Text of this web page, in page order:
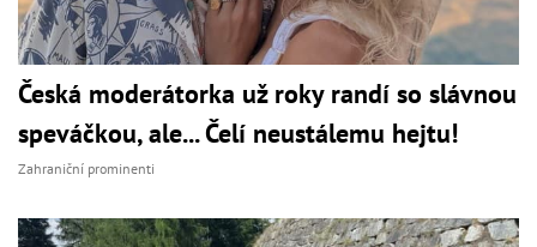
Česká moderátorka už roky randí so slávnou
speváčkou, ale... Čelí neustálemu hejtu!
Zahraniční prominenti